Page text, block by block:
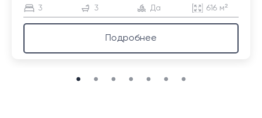
3 3 Да 616 м²
Подробнее